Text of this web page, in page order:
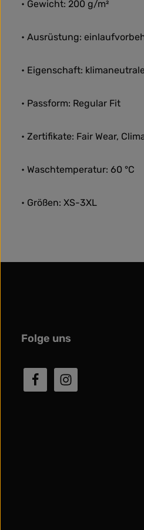
• Gewicht: 200 g/m²
• Ausrüstung:
• Eigenschaft:
• Passform: Regular Fit
• Zertifikate: Fair Wear,
• Waschtemperatur: 60 °C
• Größen: XS-3XL
Folge uns